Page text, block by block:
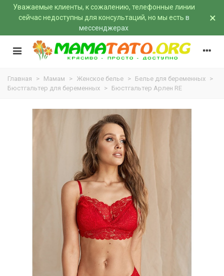
Уважаемые клиенты, к сожалению, телефонные линии
сейчас недоступны для консультаций, но мы есть в
мессенджерах
×
Главная > Мамам > Женское белье > Белье для беременных >
Бюстгальтер для беременных > Бюстгальтер Арлен RE